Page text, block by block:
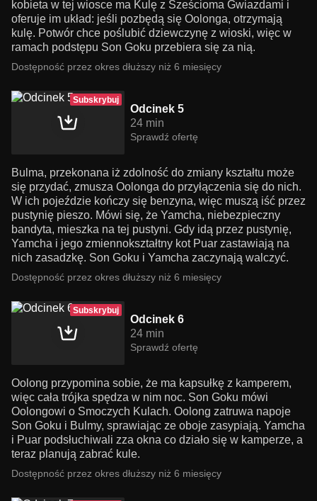
kobieta w tej wiosce ma Kulę z Sześcioma Gwiazdami i
oferuje im układ: jeśli pozbędą się Oolonga, otrzymają
kulę. Potwór chce poślubić dziewczynę z wioski, więc w
ramach podstępu Son Goku przebiera się za nią.
Dostępność przez okres dłuższy niż 6 miesięcy
Subskrybuj
Odcinek 5
24 min
Sprawdź ofertę
Bulma, przekonana iż zdolność do zmiany kształtu może
się przydać, zmusza Oolonga do przyłączenia się do nich.
W ich pojeździe kończy się benzyna, więc muszą iść przez
pustynię pieszo. Mówi się, że Yamcha, niebezpieczny
bandyta, mieszka na tej pustyni. Gdy idą przez pustynię,
Yamcha i jego zmiennokształtny kot Puar zastawiają na
nich zasadzkę. Son Goku i Yamcha zaczynają walczyć.
Dostępność przez okres dłuższy niż 6 miesięcy
Subskrybuj
Odcinek 6
24 min
Sprawdź ofertę
Oolong przypomina sobie, że ma kapsułkę z kamperem,
więc cała trójka spędza w nim noc. Son Goku mówi
Oolongowi o Smoczych Kulach. Oolong zatruwa napoje
Son Goku i Bulmy, sprawiając ze oboje zasypiają. Yamcha
i Puar podsłuchiwali zza okna co działo się w kamperze, a
teraz planują zabrać kule.
Dostępność przez okres dłuższy niż 6 miesięcy